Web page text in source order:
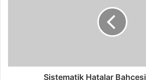
Sistematik Hatalar